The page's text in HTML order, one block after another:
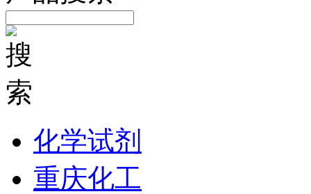
化学试剂
重庆化工